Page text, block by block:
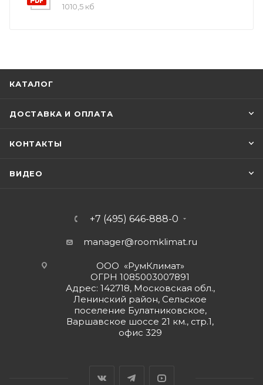
1010,5 кб
КАТАЛОГ
ДОСТАВКА И ОПЛАТА
КОНТАКТЫ
ВИДЕО
+7 (495) 646-888-0
manager@roomklimat.ru
ООО «РумКлимат»
ОГРН 1085003007891
Адрес: 142718, Московская обл.,
Ленинский район, Сельское
поселение Булатниковское,
Варшавское шоссе 21 км., стр.1,
офис 329